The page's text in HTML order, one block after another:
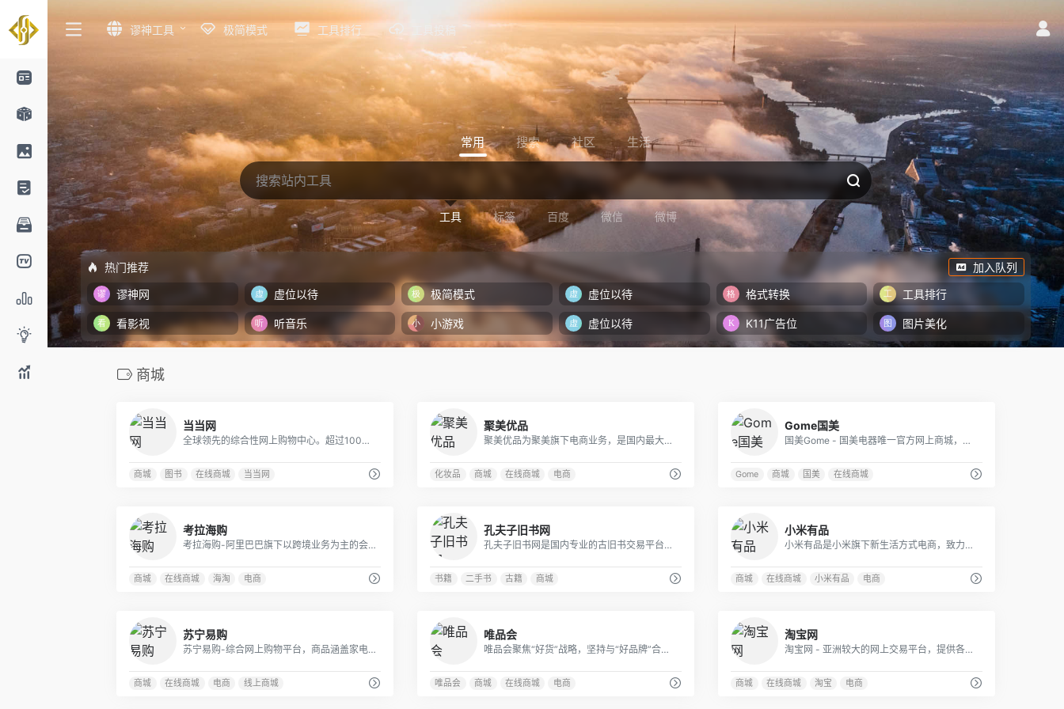
谬神工具 极简模式 工具排行 工具投稿
常用 搜索 社区 生活
工具 标签 百度 微信 微博
热门推荐
加入队列
谬神网
虚位以待 极简模式 虚位以待 格式转换 工具排行
看影视 听音乐 小游戏 虚位以待 K11广告位 图片美化
商城
当当网
全球领先的综合性网上购物中心。超过100万种商品在线热销！图书、童书、绘本、中小学教辅、文学小说、音像、母婴、家居、服装、鞋包等几十大类，正版保证，低至2折（自营图书满49元免运费。当当网一贯秉承提升顾客体验的承诺，自助退换货便捷又放心）
商城 图书 在线商城 当当网
聚美优品
聚美优品为聚美旗下电商业务，是国内最大的化妆品电商平台。聚美先后在电子商务、影视娱乐、共享经济等创新赛道持续发力，孵化出一系列行业领军企业。
化妆品 商城 在线商城 电商
Gome国美
国美Gome - 国美电器唯一官方网上商城，中国领先的专业家电网购平台.全球品牌电视、洗衣机、电脑、手机、数码、空调、电脑配件、生活电器、网络产品等正品行货，更低价格，更快送达，为您提供便捷、诚信的服务.
Gome 商城 国美 在线商城
考拉海购
考拉海购-阿里巴巴旗下以跨境业务为主的会员电商，主打官方自营，全球直采的模式，为会员精选全球品质好货，保证极致性价比，全方位服务黑卡会员。
商城 在线商城 海淘 电商
孔夫子旧书网
孔夫子旧书网是国内专业的古旧书交易平台，汇集全国各地13000家网上书店，50000家书摊，展示多达9000万种书籍；大量极具收藏价值的古旧珍本（明清、民国古籍善本，珍品期刊，名人墨迹，民国珍本，绝版书等）在孔网展示与交易，吸引了大量的学者、研究人员和藏书人长时间在线关注并参与。找图书网站、在网上买书、开网上书店卖书，首选孔夫子旧书网。
书籍 二手书 古籍 商城
小米有品
小米有品是小米旗下新生活方式电商，致力于成为新中产优选的精品电商平台。有品坚持依从小米产品观进行选品及育品，为用户提供具备高品质、高颜值、科技感的好产品，为生活提供全场景解决方案。
商城 在线商城 小米有品 电商
苏宁易购
苏宁易购-综合网上购物平台，商品涵盖家电、手机、电脑、超市、母婴、服装、百货、海外购等品类。送货更准时、价格更超值、上新货更快，正品行货、全国联保、可门店自提，全网更低价，让您放心去喜欢！
商城 在线商城 电商 线上商城
唯品会
唯品会聚焦“好货”战略，坚持与“好品牌”合作，通过专业买手团队深入挖掘“好款式”，通过与品牌建立强供应链“好质量”供货体系，实现货品的“好价格”，为消费者提供极致性价比的品质好物。
唯品会 商城 在线商城 电商
淘宝网
淘宝网 - 亚洲较大的网上交易平台，提供各类服饰、美容、家居、数码、话费/点卡充值… 数亿优质商品，同时提供担保交易(先收货后付款)等安全交易保障服务，并由商家提供退货承诺、破损补寄等消费者保障服务，让你安心享受网上购物乐趣！
商城 在线商城 淘宝 电商